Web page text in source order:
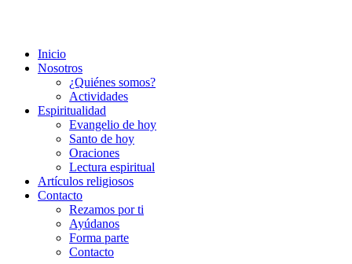
Inicio
Nosotros
¿Quiénes somos?
Actividades
Espiritualidad
Evangelio de hoy
Santo de hoy
Oraciones
Lectura espiritual
Artículos religiosos
Contacto
Rezamos por ti
Ayúdanos
Forma parte
Contacto